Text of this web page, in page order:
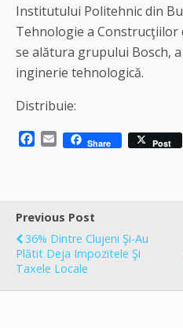
Institutului Politehnic din
Tehnologie a Construcţiilor
se alătura grupului Bosch,
inginerie tehnologică.
Distribuie:
b
o
o
k
E
l
Share Post
Previous Post
36% Dintre Clujeni Şi-Au
Plătit Deja Impozitele Şi
Taxele Locale